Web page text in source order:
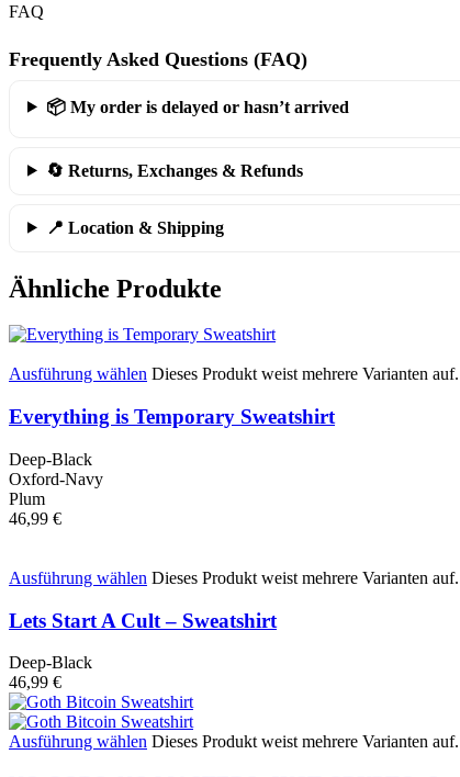
FAQ
Frequently Asked Questions (FAQ)
📦 My order is delayed or hasn’t arrived
🔄 Returns, Exchanges & Refunds
📍 Location & Shipping
Ähnliche Produkte
Ausführung wählen Dieses Produkt weist mehrere Varianten
Everything is Temporary Sweatshirt
Deep-Black
Oxford-Navy
Plum
46,99 €
Ausführung wählen Dieses Produkt weist mehrere Varianten
Lets Start A Cult – Sweatshirt
Deep-Black
46,99 €
Ausführung wählen Dieses Produkt weist mehrere Varianten